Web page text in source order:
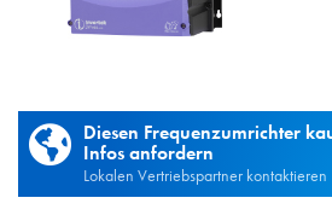
Diesen Frequenzumrichter
Infos anfordern
Lokalen Vertriebspartner kontaktieren